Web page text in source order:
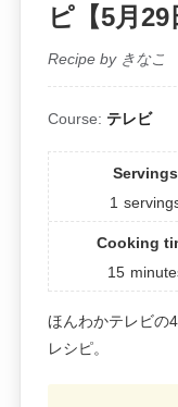
ピ【5月29
Recipe by きなこ
Course: テレビ
Servings
1
Cooking
15
ほんわかテレビの
レシピ。